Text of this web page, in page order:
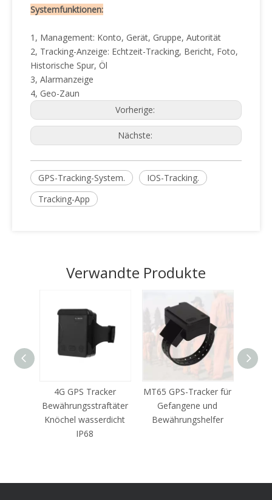
Systemfunktionen:
1, Management: Konto, Gerät, Gruppe, Autorität
2, Tracking-Anzeige: Echtzeit-Tracking, Bericht, Foto,
Historische Spur, Öl
3, Alarmanzeige
4, Geo-Zaun
Vorherige:
Nächste:
GPS-Tracking-System.
IOS-Tracking.
Tracking-App
Verwandte Produkte
4G GPS Tracker
Bewährungsstraftäter
Knöchel wasserdicht
IP68
MT65 GPS-Tracker für
Gefangene und
Bewährungshelfer